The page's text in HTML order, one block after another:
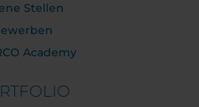
Stellen
Academy